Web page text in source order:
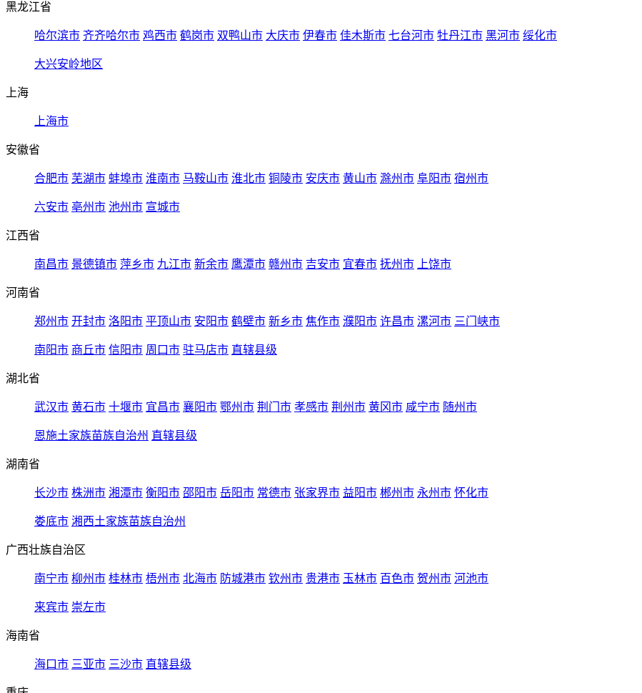
黑龙江省
哈尔滨市 齐齐哈尔市 鸡西市 鹤岗市 双鸭山市 大庆市 伊春市 佳木斯市 七台河市 牡丹江市 黑河市 绥化市
大兴安岭地区
上海
上海市
安徽省
合肥市 芜湖市 蚌埠市 淮南市 马鞍山市 淮北市 铜陵市 安庆市 黄山市 滁州市 阜阳市 宿州市
六安市 亳州市 池州市 宣城市
江西省
南昌市 景德镇市 萍乡市 九江市 新余市 鹰潭市 赣州市 吉安市 宜春市 抚州市 上饶市
河南省
郑州市 开封市 洛阳市 平顶山市 安阳市 鹤壁市 新乡市 焦作市 濮阳市 许昌市 漯河市 三门峡市
南阳市 商丘市 信阳市 周口市 驻马店市 直辖县级
湖北省
武汉市 黄石市 十堰市 宜昌市 襄阳市 鄂州市 荆门市 孝感市 荆州市 黄冈市 咸宁市 随州市
恩施土家族苗族自治州 直辖县级
湖南省
长沙市 株洲市 湘潭市 衡阳市 邵阳市 岳阳市 常德市 张家界市 益阳市 郴州市 永州市 怀化市
娄底市 湘西土家族苗族自治州
广西壮族自治区
南宁市 柳州市 桂林市 梧州市 北海市 防城港市 钦州市 贵港市 玉林市 百色市 贺州市 河池市
来宾市 崇左市
海南省
海口市 三亚市 三沙市 直辖县级